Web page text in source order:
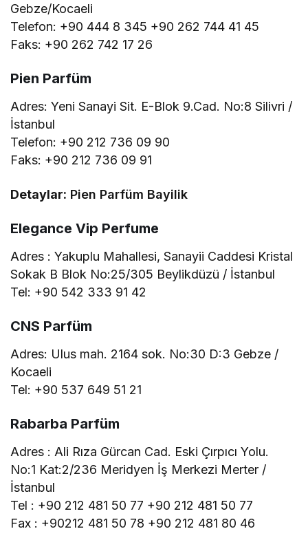
Gebze/Kocaeli
Telefon: +90 444 8 345 +90 262 744 41 45
Faks: +90 262 742 17 26
Pien Parfüm
Adres: Yeni Sanayi Sit. E-Blok 9.Cad. No:8 Silivri /
İstanbul
Telefon: +90 212 736 09 90
Faks: +90 212 736 09 91
Detaylar: Pien Parfüm Bayilik
Elegance Vip Perfume
Adres : Yakuplu Mahallesi, Sanayii Caddesi Kristal
Sokak B Blok No:25/305 Beylikdüzü / İstanbul
Tel: +90 542 333 91 42
CNS Parfüm
Adres: Ulus mah. 2164 sok. No:30 D:3 Gebze /
Kocaeli
Tel: +90 537 649 51 21
Rabarba Parfüm
Adres : Ali Rıza Gürcan Cad. Eski Çırpıcı Yolu.
No:1 Kat:2/236 Meridyen İş Merkezi Merter /
İstanbul
Tel : +90 212 481 50 77 +90 212 481 50 77
Fax : +90212 481 50 78 +90 212 481 80 46